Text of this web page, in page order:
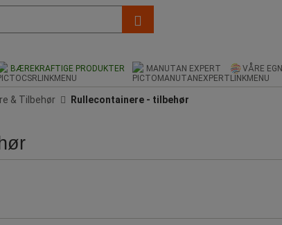
BÆREKRAFTIGE PRODUKTER MANUTAN EXPERT VÅRE
& Tilbehør Rullecontainere - tilbehør